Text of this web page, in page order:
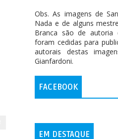
Obs. As imagens de
Nada e de alguns
Branca são de autoria
foram cedidas para
autorais destas
Gianfardoni.
FACEBOOK
EM DESTAQUE